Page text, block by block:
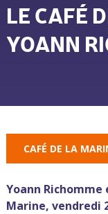
LE CAFÉ
YOANN
Vous êtes ici
CAFÉ DE LA
Yoann
Marine, vendredi